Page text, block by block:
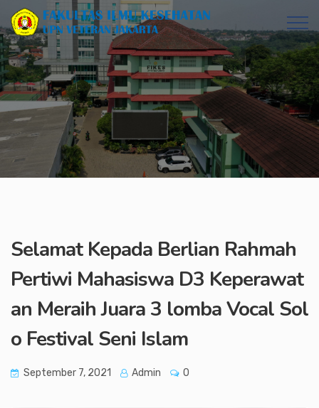
Selamat Kepada Berlian Rahmah
Pertiwi Mahasiswa D3 Keperawat
an Meraih Juara 3 lomba Vocal Sol
o Festival Seni Islam
September 7, 2021 Admin 0